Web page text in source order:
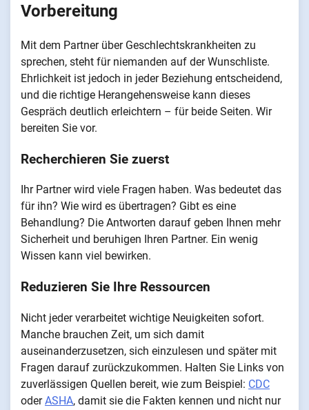
Vorbereitung
Mit dem Partner über Geschlechtskrankheiten zu
sprechen, steht für niemanden auf der Wunschliste.
Ehrlichkeit ist jedoch in jeder Beziehung entscheidend,
und die richtige Herangehensweise kann dieses
Gespräch deutlich erleichtern – für beide Seiten. Wir
bereiten Sie vor.
Recherchieren Sie zuerst
Ihr Partner wird viele Fragen haben. Was bedeutet das
für ihn? Wie wird es übertragen? Gibt es eine
Behandlung? Die Antworten darauf geben Ihnen mehr
Sicherheit und beruhigen Ihren Partner. Ein wenig
Wissen kann viel bewirken.
Reduzieren Sie Ihre Ressourcen
Nicht jeder verarbeitet wichtige Neuigkeiten sofort.
Manche brauchen Zeit, um sich damit
auseinanderzusetzen, sich einzulesen und später mit
Fragen darauf zurückzukommen. Halten Sie Links von
zuverlässigen Quellen bereit, wie zum Beispiel: CDC
oderASHA, damit sie die Fakten kennen und nicht nur